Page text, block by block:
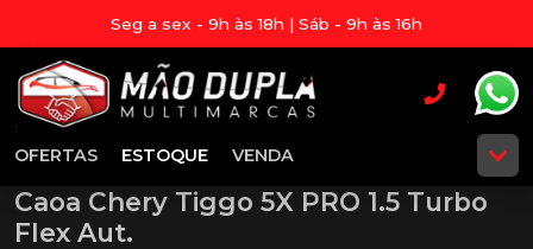
Seg a sex - 9h às 18h | Sáb - 9h às 16h
OFERTAS ESTOQUE VENDA
Caoa Chery Tiggo 5X PRO 1.5 Turbo
Flex Aut.